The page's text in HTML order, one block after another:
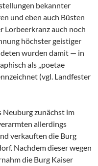
bekannter
und eben auch Büsten
Lorbeerkranz auch noch
höchster geistiger
wurden damit — in
als „poetae
(vgl. Landfester
Neuburg zunächst im
allerdings
verkauften die Burg
Nachdem dieser wegen
die Burg Kaiser